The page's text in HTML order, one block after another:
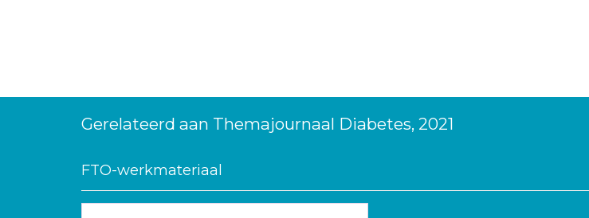
Gerelateerd aan Themajournaal Diabetes, 2021
FTO-werkmateriaal